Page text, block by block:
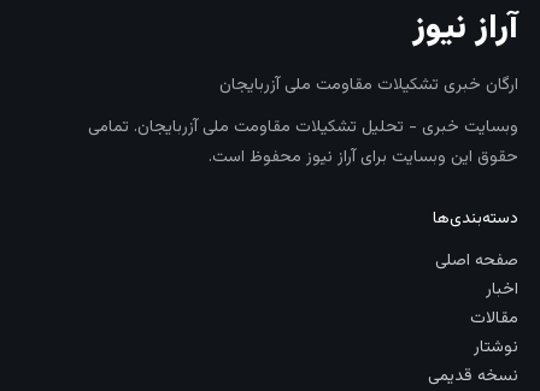
آراز نیوز
ارگان خبری تشکیلات مقاومت ملی آزربایجان
وبسایت خبری - تحلیل تشکیلات مقاومت ملی آزربایجان. تمامی
حقوق این وبسایت برای آراز نیوز محفوظ است.
دسته‌بندی‌ها
صفحه اصلی
اخبار
مقالات
نوشتار
نسخه قدیمی